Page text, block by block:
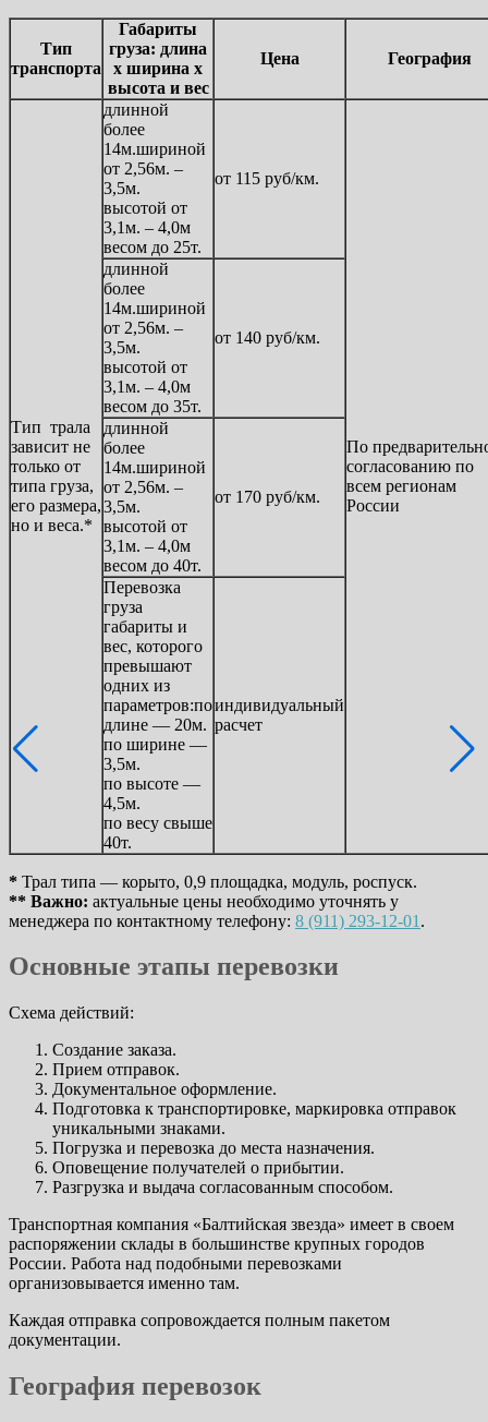
Тип
транспорта
Габариты
груза: длина
х ширина х
высота и вес
Цена География
Тип трала
зависит не
только от
типа груза,
его размера,
но и веса.*
длинной
более
14м.шириной
от 2,56м. –
3,5м.
высотой от
3,1м. – 4,0м
весом до 25т.
от 115 руб/км.
По
согласованию по
всем регионам
России
длинной
более
14м.шириной
от 2,56м. –
3,5м.
высотой от
3,1м. – 4,0м
весом до 35т.
от 140 руб/км.
длинной
более
14м.шириной
от 2,56м. –
3,5м.
высотой от
3,1м. – 4,0м
весом до 40т.
от 170 руб/км.
Перевозка
груза
габариты и
вес, которого
превышают
одних из
параметров:по
длине — 20м.
по ширине —
3,5м.
по высоте —
4,5м.
по весу свыше
40т.
индивидуальный
расчет
* Трал типа — корыто, 0,9 площадка, модуль, роспуск.
** Важно: актуальные цены необходимо уточнять у
менеджера по контактному телефону: 8 (911) 293-12-01 .
Основные этапы перевозки
Схема действий:
Создание заказа.
Прием отправок.
Документальное оформление.
Подготовка к транспортировке, маркировка отправок
уникальными знаками.
Погрузка и перевозка до места назначения.
Оповещение получателей о прибытии.
Разгрузка и выдача согласованным способом.
Транспортная компания «Балтийская звезда» имеет в своем
распоряжении склады в большинстве крупных городов
России. Работа над подобными перевозками
организовывается именно там.
Каждая отправка сопровождается полным пакетом
документации.
География перевозок